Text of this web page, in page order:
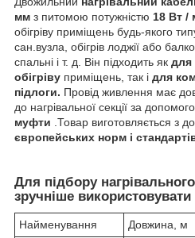
мм з питомою потужністю 18 Вт /
обігріву приміщень будь-якого
сан.вузла, обігрів лоджії або
спальні і т. д. Він підходить як для
обігріву приміщень, так і для
підлоги. Провід живлення має
до нагрівальної секції за
муфти .Товар виготовляється з
європейських норм і
Для підбору
зручніше
Найменування Довжина, м